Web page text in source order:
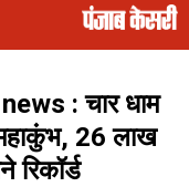
: चार धाम
26 लाख